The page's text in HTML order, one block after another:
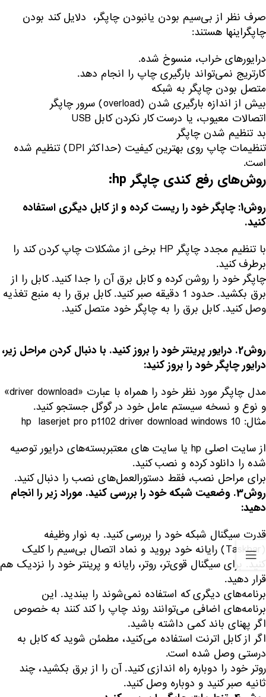
صرف نظر از بی‌سیم بودن یانبودن چاپگر، دلایل کند بودن
چاپگراینها هستند:
درایور‌های خراب، منسوخ شده.
کارتریج نمی‌تواند بارگیری چاپ را انجام دهد.
متصل بودن چاپگر به شبکه
بیش از اندازه بارگیری شدن (overload) سرور چاپگر
اتصالات معیوب، یا درست کار نکردن کابل USB
بد تنظیم شدن چاپگر
تنظیمات چاپ روی بهترین کیفیت (حداکثر DPI) تنظیم شده
است.
روش‌های رفع کندی چاپگر hp:
روش1: چاپگر خود را ریست کرده و از کابل دیگری استفاده
کنید.
با تنظیم مجدد چاپگر HP برخی از مشکلات چاپ کردن کند را
برطرف کنید.
چاپگر خود را روشن کرده و کابل برق آن را جدا کنید. کابل را از
برق بکشید. حدود 1 دقیقه صبر کنید. کابل برق را به منبع تغذیه
وصل کنید. کابل برق را به چاپگر خود متصل کنید.
روش2.
درایور پرینتر خود را بروز کنید. با دنبال کردن مراحل زیر،
درایور چاپگر خود را بروز کنید:
مدل چاپگر مورد نظر خود را همراه با عبارت «driver download»
و نوع و نسخه سیستم عامل خود در گوگل جستجو کنید.
مثال: hp laserjet pro p1102 driver download windows 10
از سایت اصلی hp یا سایت های معتبربسته‌های درایور توصیه
شده را دانلود کرده و نصب کنید.
برای مراحل نصب، فقط دستورالعمل‌های نصب را دنبال کنید.
روش3.
وضعیت شبکه خود را بررسی کنید. موراد زیر را انجام
دهید:
قدرت سیگنال شبکه خود را بررسی کنید. به نوار وظیفه
(Taskbar) رایانه خود بروید و نماد اتصال بی‌سیم را کلیک
کنید. برای سیگنال قوی‌تر، روتر، رایانه و پرینتر خود را نزدیک هم
قرار دهید.
برنامه‌های دیگری که استفاده نمی‌شوند را ببندید. این
برنامه‌های اضافی می‌توانند روند چاپ را کند کنند به خصوص
اگر پهنای باند کمی داشته باشید.
اگر از کابل اترنت استفاده می‌کنید، مطمئن شوید که کابل به
درستی وصل شده است.
روتر خود را دوباره راه اندازی کنید. آن را از برق بکشید، چند
ثانیه صبر کنید و دوباره وصل کنید.